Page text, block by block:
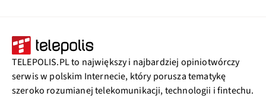
TELEPOLIS.PL to największy i najbardziej opiniotwórczy
serwis w polskim Internecie, który porusza tematykę
szeroko rozumianej telekomunikacji, technologii i fintechu.